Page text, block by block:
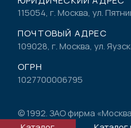
115054, г. Москва, ул.
ПОЧТОВЫЙ АДРЕС
109028, г. Москва, ул.
ОГРН
1027700006795
© 1992. ЗАО фирма
Политика